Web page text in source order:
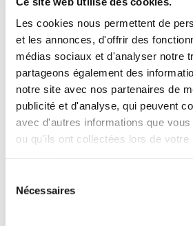
Les cookies nous permettent de
et les annonces, d'offrir des
médias sociaux et d'analyser notre
partageons également des
notre site avec nos partenaires de
publicité et d'analyse, qui peuvent
avec d'autres informations que
ou qu'ils ont collectées lors de votre
Nécessaires
(*) champs obligatoires
Madame
Monsieur